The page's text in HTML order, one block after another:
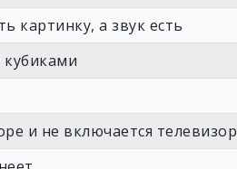
картинку, а звук есть
и не включается телевизор